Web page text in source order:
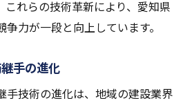
寄与する技術革新
を両立するための新技術
指した施工管理
これらの技術革新により、愛知県
力が一段と向上しています。
手の進化
手技術の進化は、地域の建設業界